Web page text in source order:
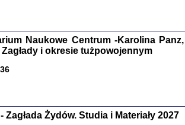
Zagłada
Naukowe Centrum -Karolina
i okresie tużpowojennym
Zagłada Żydów. Studia i Materiały 2027